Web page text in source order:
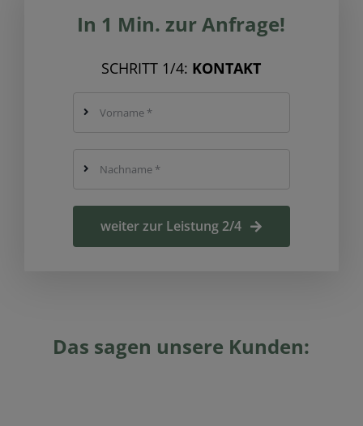
Das sagen unsere Kunden:
In 1 Min. zur Anfrage!
SCHRITT 1/4: KONTAKT
weiter zur Leistung 2/4